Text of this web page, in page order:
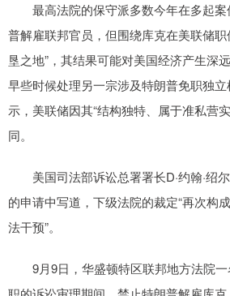
最高法院的保守派多数今年在多起案
普解雇联邦官员，但围绕库克在美联储
垦之地”，其结果可能对美国经济产生深
早些时候处理另一宗涉及特朗普免职独
示，美联储因其“结构独特、属于准私营
同。
美国司法部诉讼总署署长D·约翰·绍
的申请中写道，下级法院的裁定“再次构
法干预”。
9月9日，华盛顿特区联邦地方法院一